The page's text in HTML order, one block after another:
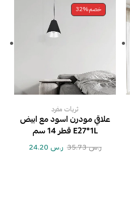
خصم32%
ثريات مفرد
علاقي مودرن اسود مع ابيض
E27*1L قطر 14 سم
ر.س35.73 ر.س